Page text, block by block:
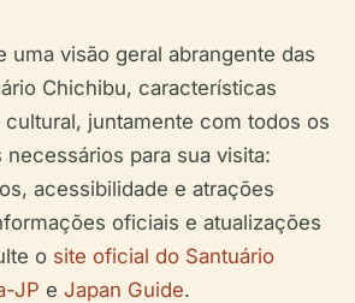
uma visão geral abrangente das
Chichibu, características
juntamente com todos os
para sua visita:
acessibilidade e atrações
oficiais e atualizações
o site oficial do Santuário
JP e Japan Guide.